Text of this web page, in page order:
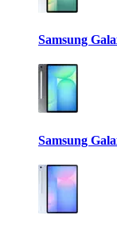
Samsung
Samsung